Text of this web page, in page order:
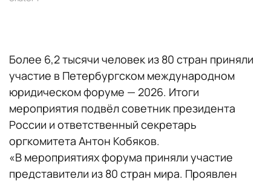
Более 6,2 тысячи человек из 80 стран приняли
участие в Петербургском международном
юридическом форуме — 2026. Итоги
мероприятия подвёл советник президента
России и ответственный секретарь
оргкомитета Антон Кобяков.
«В мероприятиях форума приняли участие
представители из 80 стран мира. Проявлен